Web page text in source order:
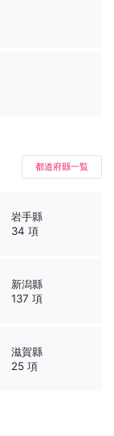
都道府縣一覧
岩手縣
34 項
新潟縣
137 項
滋賀縣
25 項